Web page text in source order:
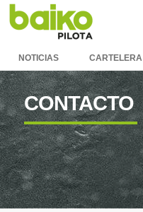
NOTICIAS CARTELERA
CONTACTO